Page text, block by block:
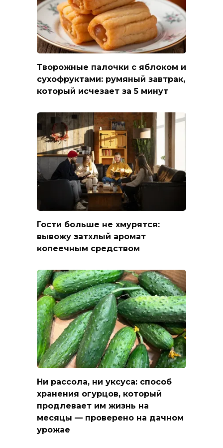
Творожные палочки с яблоком и
сухофруктами: румяный завтрак,
который исчезает за 5 минут
Гости больше не хмурятся:
вывожу затхлый аромат
копеечным средством
Ни рассола, ни уксуса: способ
хранения огурцов, который
продлевает им жизнь на
месяцы — проверено на дачном
урожае